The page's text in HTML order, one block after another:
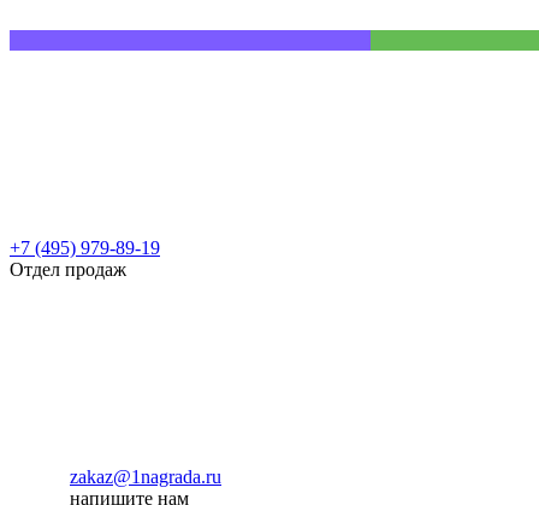
+7 (495) 979-89-19
Отдел продаж
zakaz@1nagrada.ru
напишите нам